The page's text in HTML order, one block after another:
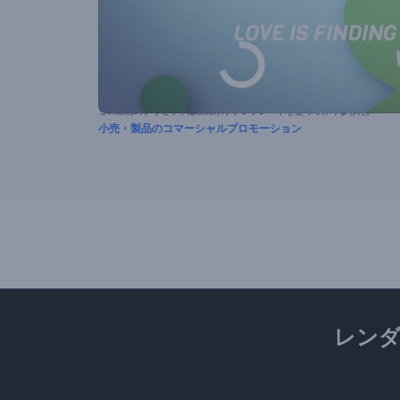
この動画のプリセットは次に示すテンプレートを使って作りました。
小売・製品のコマーシャルプロモーション
レン